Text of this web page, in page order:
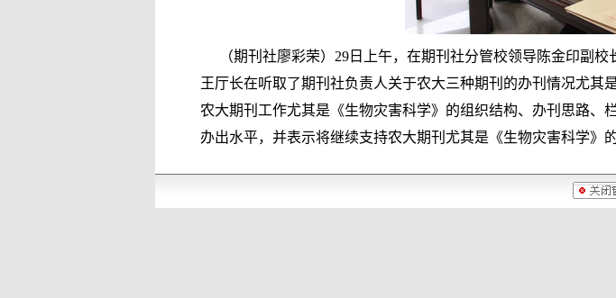
（期刊社廖彩荣） 29 日上午，在期刊社分管校领导陈金印副
王厅长在听取了期刊社负责人关于农大三种期刊的办刊情况尤
农大期刊工作尤其是《生物灾害科学》的组织结构、办刊思路、
办出水平，并表示将继续支持农大期刊尤其是《生物灾害科学》